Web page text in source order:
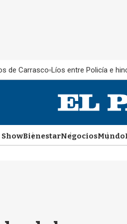
de Carrasco Líos entre Policía e
ShowBienestarNegociosMundo